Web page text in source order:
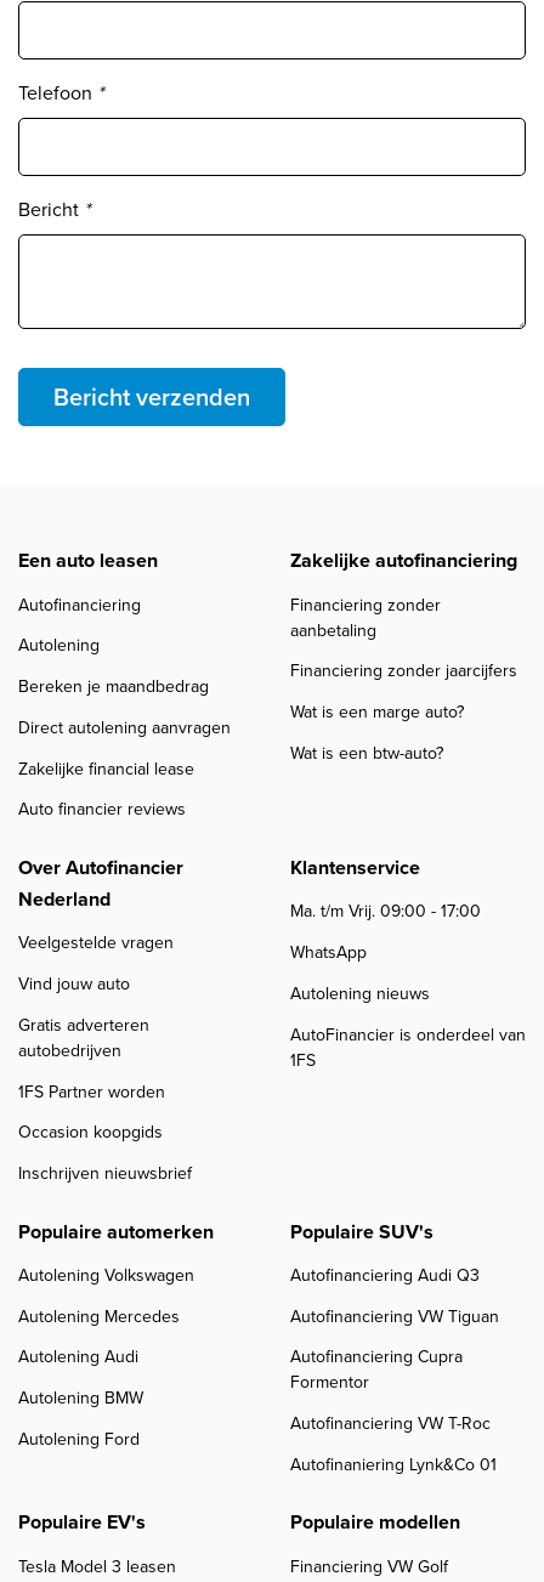
Telefoon *
Bericht *
Bericht verzenden
Een auto leasen
Autofinanciering
Autolening
Bereken je maandbedrag
Direct autolening aanvragen
Zakelijke financial lease
Auto financier reviews
Zakelijke autofinanciering
Financiering zonder
aanbetaling
Financiering zonder jaarcijfers
Wat is een marge auto?
Wat is een btw-auto?
Over Autofinancier
Nederland
Veelgestelde vragen
Vind jouw auto
Gratis adverteren
autobedrijven
1FS Partner worden
Occasion koopgids
Inschrijven nieuwsbrief
Klantenservice
Ma. t/m Vrij. 09:00 - 17:00
WhatsApp
Autolening nieuws
AutoFinancier is onderdeel van
1FS
Populaire automerken
Autolening Volkswagen
Autolening Mercedes
Autolening Audi
Autolening BMW
Autolening Ford
Populaire SUV's
Autofinanciering Audi Q3
Autofinanciering VW Tiguan
Autofinanciering Cupra
Formentor
Autofinanciering VW T-Roc
Autofinaniering Lynk&Co 01
Populaire EV's
Tesla Model 3 leasen
Populaire modellen
Financiering VW Golf